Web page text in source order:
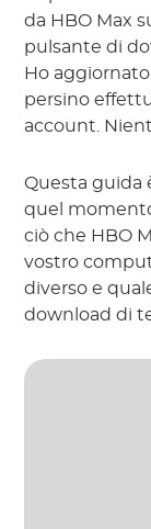
da HBO Max
pulsante di
Ho
persino
account.
Questa guida
quel
ciò che HBO
vostro
diverso e
download di